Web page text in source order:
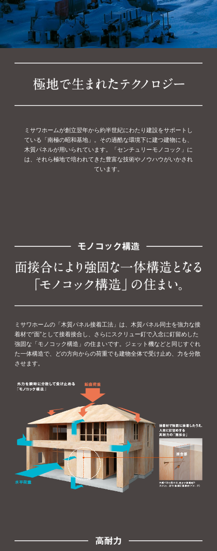
ミサワホームが創立翌年から約半世紀にわたり建設をサポートし
ている「南極の昭和基地」。その過酷な環境下に建つ建物にも、
木質パネルが用いられています。「センチュリーモノコック」に
は、それら極地で培われてきた豊富な技術やノウハウがいかされ
ています。
ミサワホームの「木質パネル接着工法」は、木質パネル同士を強力な接
着材で“面”として接着接合し、さらにスクリュー釘で入念に釘留めした
強固な「モノコック構造」の住まいです。ジェット機などと同じすぐれ
た一体構造で、どの方向からの荷重でも建物全体で受け止め、力を分散
させます。